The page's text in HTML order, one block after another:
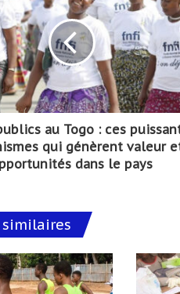
au Togo : ces
qui génèrent valeur
dans le pays